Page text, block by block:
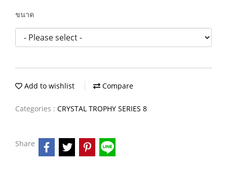
ขนาด
Add to wishlist Compare
Categories : CRYSTAL TROPHY SERIES 8
Share